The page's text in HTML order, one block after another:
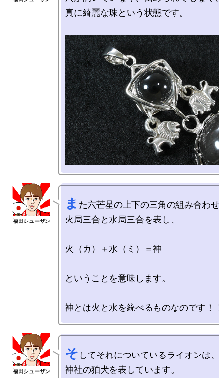
真に綺麗な珠という状態です。
ま た六芒星の上下の三角の組み合わ
火局三合と水局三合を表し、
火（カ）＋水（ミ）＝神
ということを意味します。
そ してそれについているライオンは、
神社の狛犬を表しています。